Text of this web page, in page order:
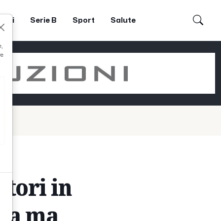
Serie B Sport Salute
in
ma